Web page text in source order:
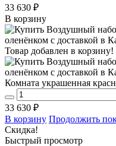
33 630 ₽
В корзину
Товар добавлен в корзину!
Комната украшенная
33 630 ₽
В корзину Продолжить
Скидка!
Быстрый просмотр